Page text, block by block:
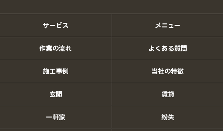
サービス メニュー
作業の流れ よくある質問
施工事例 当社の特徴
玄関 賃貸
一軒家 紛失